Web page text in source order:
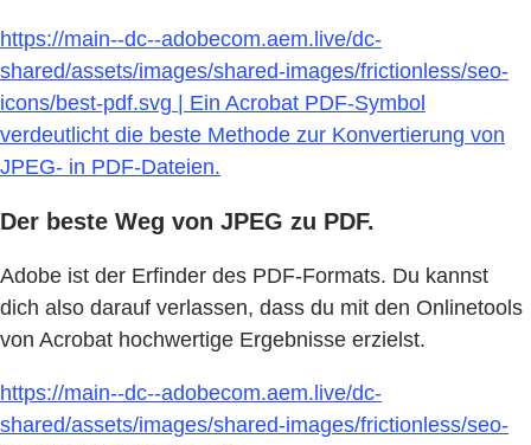
https://main--dc--adobecom.aem.live/dc-
shared/assets/images/shared-images/frictionless/seo-
icons/best-pdf.svg | Ein Acrobat PDF-Symbol
verdeutlicht die beste Methode zur Konvertierung von
JPEG- in PDF-Dateien.
Der beste Weg von JPEG zu PDF.
Adobe ist der Erfinder des PDF-Formats. Du kannst
dich also darauf verlassen, dass du mit den Onlinetools
von Acrobat hochwertige Ergebnisse erzielst.
https://main--dc--adobecom.aem.live/dc-
shared/assets/images/shared-images/frictionless/seo-